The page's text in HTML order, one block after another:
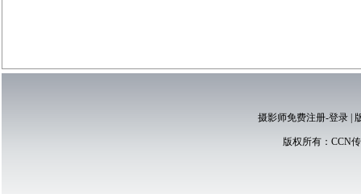
摄影师免费注册-登录|
版权所有： CCN